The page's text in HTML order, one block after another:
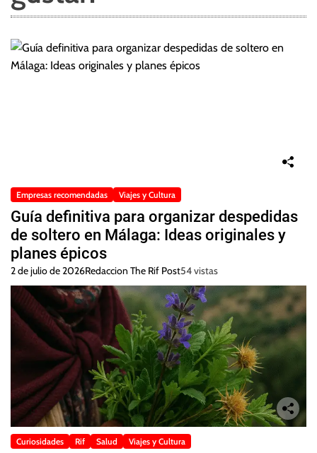
Empresas recomendadas Viajes y Cultura
Guía definitiva para organizar despedidas
de soltero en Málaga: Ideas originales y
planes épicos
2 de julio de 2026Redaccion The Rif Post54 vistas
Curiosidades Rif Salud Viajes y Cultura